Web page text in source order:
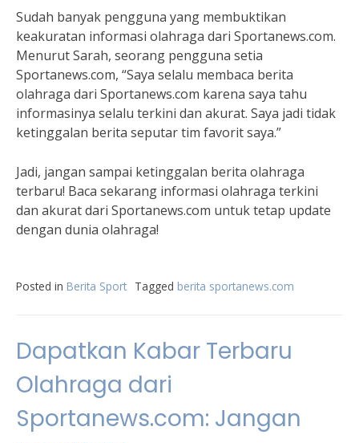
Sudah banyak pengguna yang membuktikan
keakuratan informasi olahraga dari Sportanews.com.
Menurut Sarah, seorang pengguna setia
Sportanews.com, “Saya selalu membaca berita
olahraga dari Sportanews.com karena saya tahu
informasinya selalu terkini dan akurat. Saya jadi tidak
ketinggalan berita seputar tim favorit saya.”
Jadi, jangan sampai ketinggalan berita olahraga
terbaru! Baca sekarang informasi olahraga terkini
dan akurat dari Sportanews.com untuk tetap update
dengan dunia olahraga!
Posted in Berita Sport Tagged berita sportanews.com
Dapatkan Kabar Terbaru
Olahraga dari
Sportanews.com: Jangan